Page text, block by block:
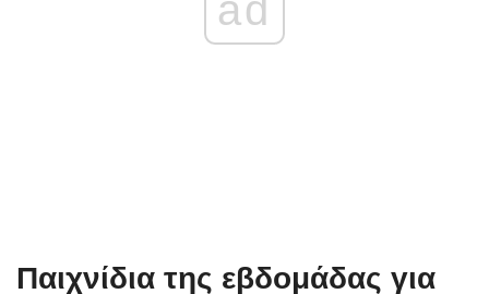
ad
Παιχνίδια της εβδομάδας για